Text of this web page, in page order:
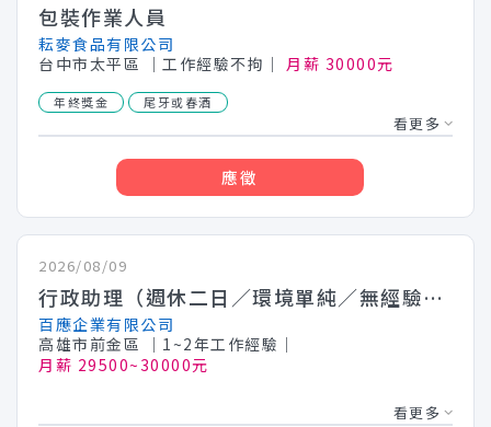
包裝作業人員
耘麥食品有限公司
台中市太平區
│工作經驗不拘│ 月薪 30000元
年終獎金 尾牙或春酒
看更多
應徵
2026/08/09
行政助理（週休二日／環境單純／無經驗可）
百應企業有限公司
高雄市前金區
│1~2年工作經驗│
月薪 29500~30000元
看更多